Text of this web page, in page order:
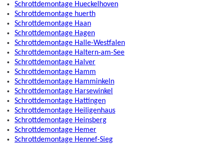
Schrottdemontage Hueckelhoven
Schrottdemontage huerth
Schrottdemontage Haan
Schrottdemontage Hagen
Schrottdemontage Halle-Westfalen
Schrottdemontage Haltern-am-See
Schrottdemontage Halver
Schrottdemontage Hamm
Schrottdemontage Hamminkeln
Schrottdemontage Harsewinkel
Schrottdemontage Hattingen
Schrottdemontage Heiligenhaus
Schrottdemontage Heinsberg
Schrottdemontage Hemer
Schrottdemontage Hennef-Sieg